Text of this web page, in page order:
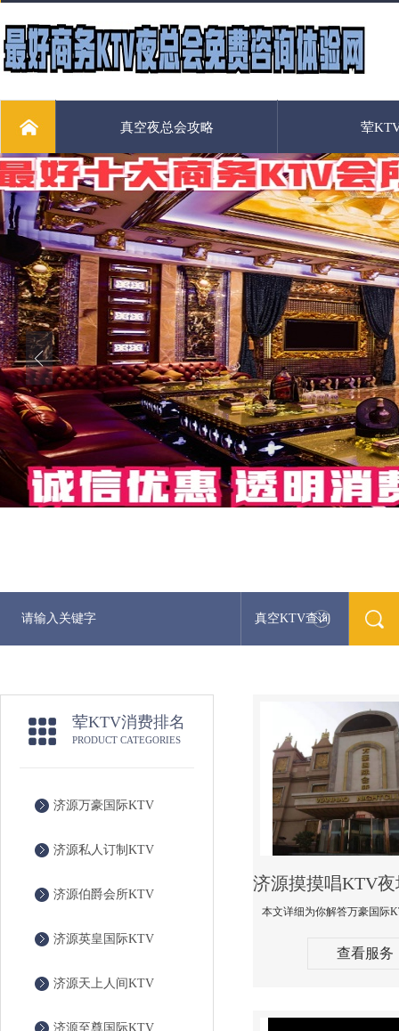
真空夜总会攻略 荤
真空KTV查询
荤KTV消费排名
PRODUCT CATEGORIES
济源万豪国际KTV
济源私人订制KTV
济源伯爵会所KTV
济源英皇国际KTV
济源天上人间KTV
济源至尊国际KTV
查看服务